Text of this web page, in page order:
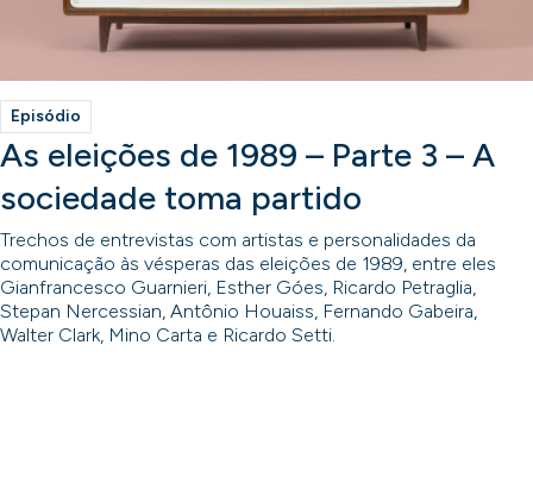
Episódio
As eleições de 1989 – Parte 3 – A
sociedade toma partido
Trechos de entrevistas com artistas e personalidades da
comunicação às vésperas das eleições de 1989, entre eles
Gianfrancesco Guarnieri, Esther Góes, Ricardo Petraglia,
Stepan Nercessian, Antônio Houaiss, Fernando Gabeira,
Walter Clark, Mino Carta e Ricardo Setti.